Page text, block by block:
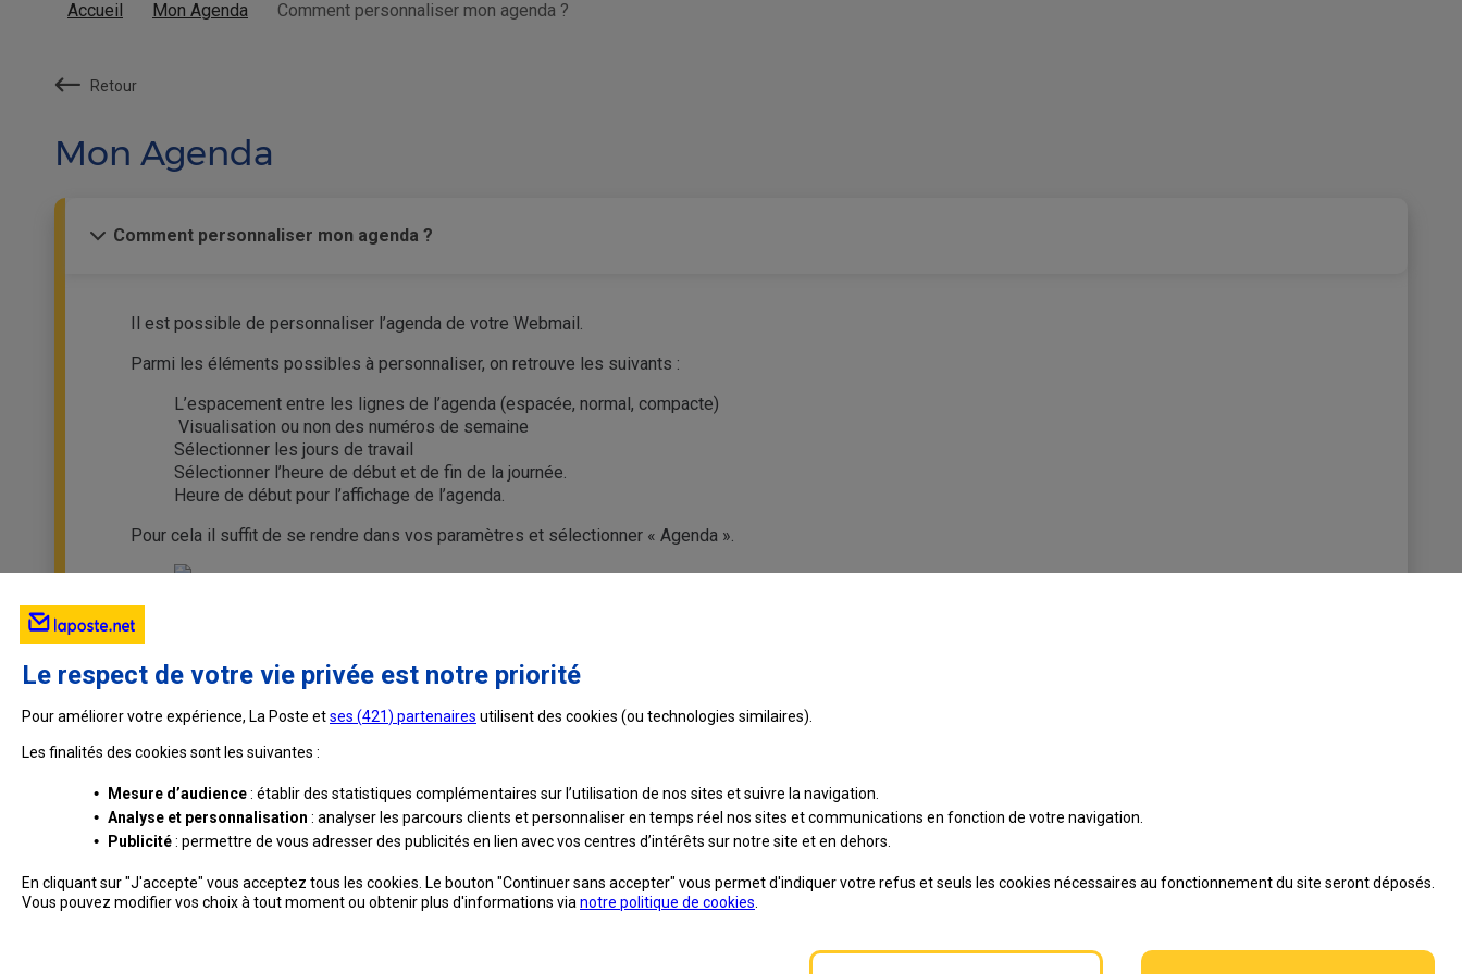
Accueil Mon Agenda Comment personnaliser mon agenda ?
Retour
Mon Agenda
Comment personnaliser mon agenda ?
Il est possible de personnaliser l’agenda de votre Webmail.
Parmi les éléments possibles à personnaliser, on retrouve les suivants :
L’espacement entre les lignes de l’agenda (espacée, normal, compacte)
Visualisation ou non des numéros de semaine
Sélectionner les jours de travail
Sélectionner l’heure de début et de fin de la journée.
Heure de début pour l’affichage de l’agenda.
Pour cela il suffit de se rendre dans vos paramètres et sélectionner « Agenda ».
Professionnels La Poste Groupe
Le respect de votre vie privée est notre priorité
Pour améliorer votre expérience, La Poste etses (421) partenaires utilisent des cookies (ou technologies similaires).
Les finalités des cookies sont les suivantes :
• Mesure d’audience: établir des statistiques complémentaires sur l’utilisation de nos sites et suivre la navigation.
•Analyse et personnalisation : analyser les parcours clients et personnaliser en temps réel nos sites et communications en fonction de votre navigation.
•
Publicité: permettre de vous adresser des publicités en lien avec vos centres d’intérêts sur notre site et en dehors.
En cliquant sur "J'accepte" vous acceptez tous les cookies. Le bouton "Continuer sans accepter" vous permet d'indiquer votre refus et seuls les cookies nécessaires au fonctionnement du site seront déposés.
Vous pouvez modifier vos choix à tout moment ou obtenir plus d'informations via notre politique de cookies